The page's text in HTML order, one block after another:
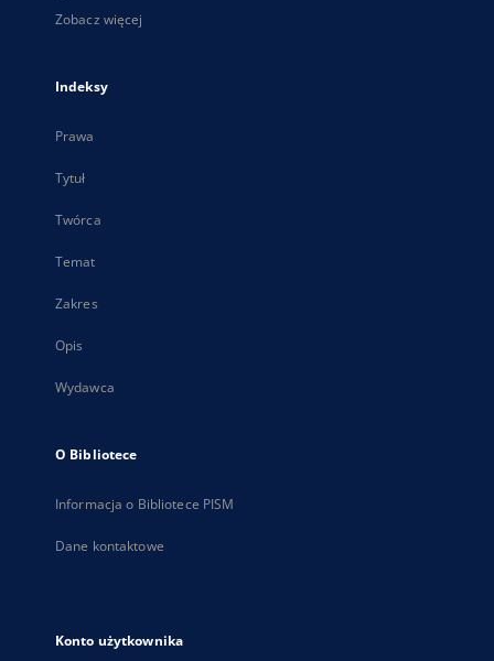
Zobacz więcej
Indeksy
Prawa
Tytuł
Twórca
Temat
Zakres
Opis
Wydawca
O Bibliotece
Informacja o Bibliotece PISM
Dane kontaktowe
Konto użytkownika